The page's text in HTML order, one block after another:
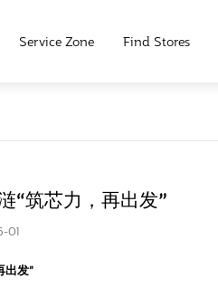
Service Zone Find Stores
“筑芯力，再出发”
01
出发”